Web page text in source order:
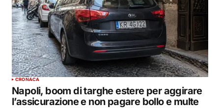
CRONACA
Napoli, boom di targhe estere per aggirare
l’assicurazione e non pagare bollo e multe